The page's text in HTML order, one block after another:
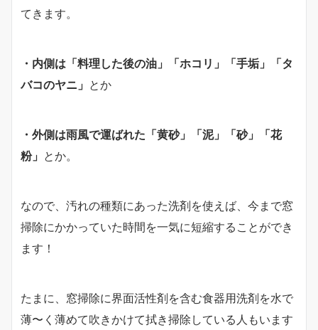
てきます。
・内側は「料理した後の油」「ホコリ」「手垢」「タ
バコのヤニ」 とか
・外側は雨風で運ばれた「黄砂」「泥」「砂」「花
粉」 とか。
なので、汚れの種類にあった洗剤を使えば、今まで窓
掃除にかかっていた時間を一気に短縮することができ
ます！
たまに、窓掃除に界面活性剤を含む食器用洗剤を水で
薄〜く薄めて吹きかけて拭き掃除している人もいます